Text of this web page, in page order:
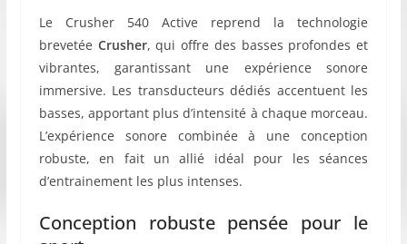
Le Crusher 540 Active reprend la technologie
brevetée Crusher, qui offre des basses profondes et
vibrantes, garantissant une expérience sonore
immersive. Les transducteurs dédiés accentuent les
basses, apportant plus d’intensité à chaque morceau.
L’expérience sonore combinée à une conception
robuste, en fait un allié idéal pour les séances
d’entrainement les plus intenses.
Conception robuste pensée pour le